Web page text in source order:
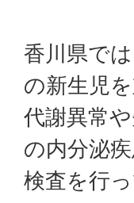
香川県で
の新生児
代謝異常
の内分泌
検査を行っ